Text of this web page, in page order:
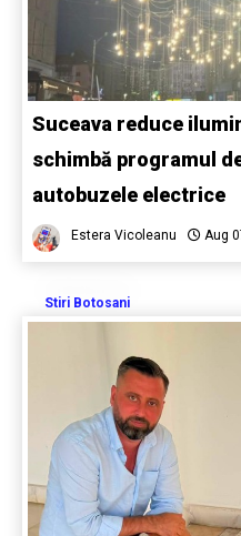
Suceava reduce
schimbă programul
autobuzele electrice
Estera Vicoleanu Aug
Stiri Botosani